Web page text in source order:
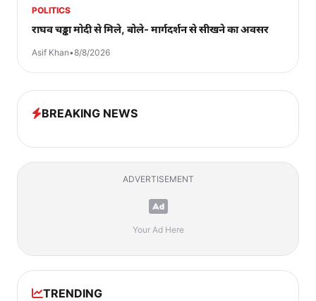
POLITICS
राघव चड्ढा मोदी से मिले, बोले- मार्गदर्शन से सीखने का अवसर
Asif Khan•8/8/2026
BREAKING NEWS
ADVERTISEMENT
Your Ad Here
TRENDING